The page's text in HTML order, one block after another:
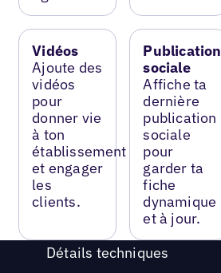
Vidéos
Ajoute des
vidéos
pour
donner vie
à ton
établissement
et engager
les
clients.
Publication
sociale
Affiche ta
dernière
publication
sociale
pour
garder ta
fiche
dynamique
et à jour.
Détails techniques